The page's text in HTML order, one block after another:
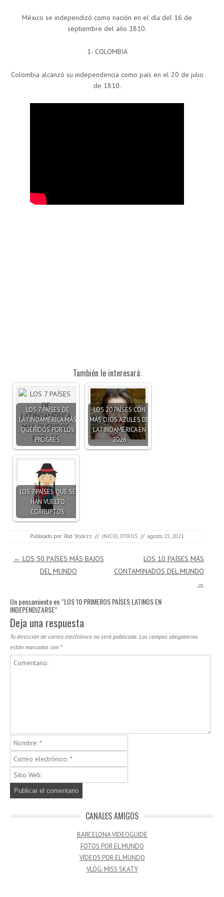
México se independizó como nación en el día del 16 de
septiembre del año 1810.
1- COLOMBIA
Colombia alcanzó su independencia como país en el 20 de julio
de 1810.
También le interesará:
LOS 7 PAÍSES DE
LATINOAMÉRICA MÁS
QUERIDOS POR LOS
PROGRES
LOS 20 PAÍSES CON
MÁS OJOS AZULES DE
LATINOAMÉRICA EN
2026
LOS 7 PAÍSES QUE SE
HAN VUELTO
CORRUPTOS
Publicado por: Rod Stylezz // INICIO OTROS // agosto 15, 2021
Navegación de entradas
← LOS 50 PAÍSES MÁS BAJOS
DEL MUNDO
LOS 10 PAÍSES MÁS
CONTAMINADOS DEL MUNDO
→
Un pensamiento en “LOS 10 PRIMEROS PAÍSES LATINOS EN
INDEPENDIZARSE”
Deja una respuesta
Tu dirección de correo electrónico no será publicada. Los campos obligatorios
están marcados con *
CANALES AMIGOS
BARCELONA VIDEOGUIDE
FOTOS POR EL MUNDO
VÍDEOS POR EL MUNDO
VLOG: MISS SKATY